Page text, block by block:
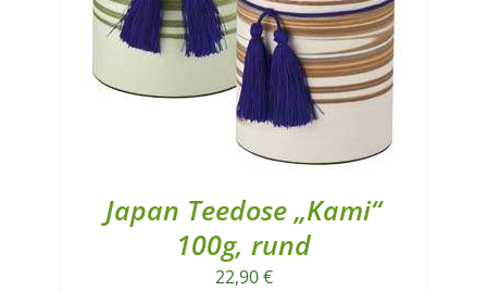
Japan Teedose „Kami“
100g, rund
22,90€